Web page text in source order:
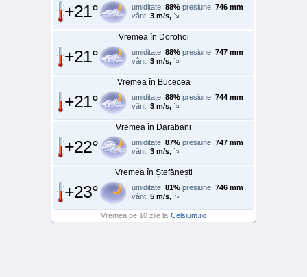
+21° umiditate: 88% presiune: 746 mm
vânt: 3 m/s,
Vremea în Dorohoi
+21° umiditate: 88% presiune: 747 mm
vânt: 3 m/s,
Vremea în Bucecea
+21° umiditate: 88% presiune: 744 mm
vânt: 3 m/s,
Vremea în Darabani
+22° umiditate: 87% presiune: 747 mm
vânt: 3 m/s,
Vremea în Ștefănești
+23° umiditate: 81% presiune: 746 mm
vânt: 5 m/s,
Vremea pe 10 zile la Celsium.ro